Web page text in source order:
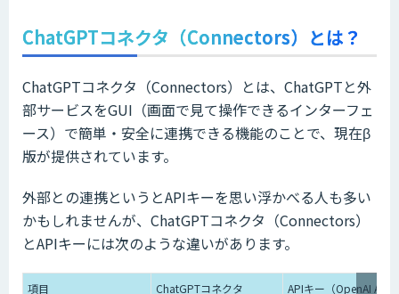
ChatGPTコネクタ（Connectors）とは？
ChatGPTコネクタ（Connectors）とは、ChatGPTと外
部サービスをGUI（画面で見て操作できるインターフェ
ース）で簡単・安全に連携できる機能のことで、現在β
版が提供されています。
外部との連携というとAPIキーを思い浮かべる人も多い
かもしれませんが、ChatGPTコネクタ（Connectors）
とAPIキーには次のような違いがあります。
項目
ChatGPTコネクタ
APIキー（OpenAI API